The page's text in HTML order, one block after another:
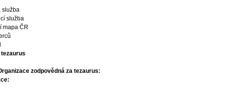
služba
služba
mapa ČR
zodpovědná za tezaurus: